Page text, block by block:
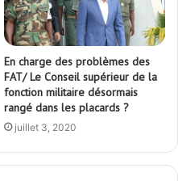
En charge des problèmes des
FAT/ Le Conseil supérieur de la
fonction militaire désormais
rangé dans les placards ?
juillet 3, 2020